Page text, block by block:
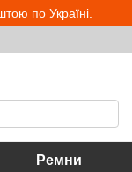
по Україні.
Ремни